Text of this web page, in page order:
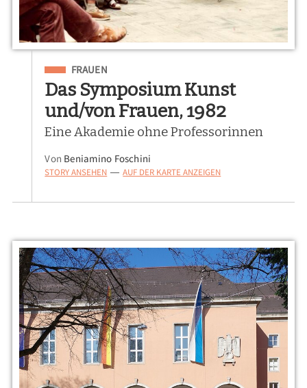
Eingeordnet unter
FRAUEN
Das Symposium Kunst
und/von Frauen, 1982
Eine Akademie ohne Professorinnen
Von Beniamino Foschini
STORY ANSEHEN — AUF DER KARTE ANZEIGEN